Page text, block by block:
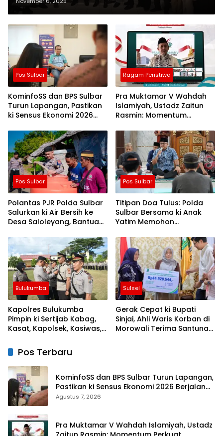
Pos Sulbar
KominfoSS dan BPS Sulbar
Turun Lapangan, Pastikan
ki Sensus Ekonomi 2026
Akurat
Ragam Peristiwa
Pra Muktamar V Wahdah
Islamiyah, Ustadz Zaitun
Rasmin: Momentum
Evaluasi Perjalanan
Dakwah
Pos Sulbar
Polantas PJR Polda Sulbar
Salurkan ki Air Bersih ke
Desa Saloleyang, Bantuan
Kemarau
Pos Sulbar
Titipan Doa Tulus: Polda
Sulbar Bersama ki Anak
Yatim Memohon
Negeri
Bulukumba
Kapolres Bulukumba
Pimpin ki Sertijab Kabag,
Kasat, Kapolsek, Kasiwas,
Sulsel
Gerak Cepat ki Bupati
Sinjai, Ahli Waris Korban di
Morowali Terima Santunan
Pos Terbaru
KominfoSS dan BPS Sulbar Turun Lapangan,
Pastikan ki Sensus Ekonomi 2026 Berjalan
Nyaman dan Akurat
Agustus 7, 2026
Pra Muktamar V Wahdah Islamiyah, Ustadz